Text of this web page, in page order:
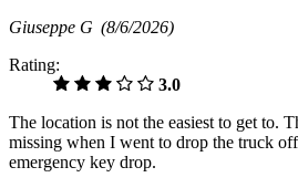
Giuseppe G (8/6/2026)
Rating:
3.0
The location is not the easiest to get to.
missing when I went to drop the truck
emergency key drop.